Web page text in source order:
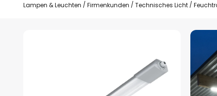
Lampen & Leuchten Firmenkunden Technisches Licht